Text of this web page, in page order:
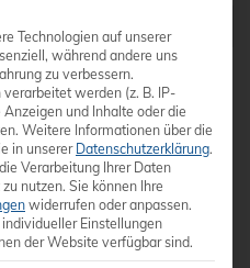
Technologien auf unserer
während andere uns
zu verbessern.
werden (z. B. IP-
und Inhalte oder die
Weitere Informationen über die
in unserer Datenschutzerklärung.
Verarbeitung Ihrer Daten
nutzen. Sie können Ihre
widerrufen oder anpassen.
Einstellungen
der Website verfügbar sind.